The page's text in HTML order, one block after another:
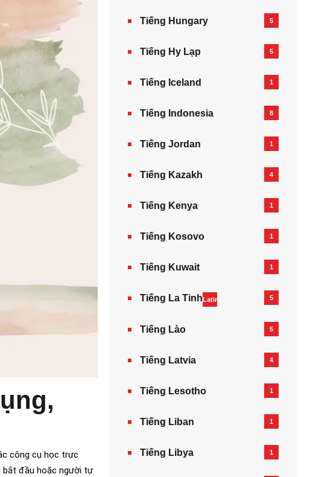
công cụ học trực
bắt đầu hoặc người tự
Tiếng Hungary 5
Tiếng Hy Lạp 5
Tiếng Iceland 1
Tiếng Indonesia 8
Tiếng Jordan 1
Tiếng Kazakh‎ 4
Tiếng Kenya 1
Tiếng Kosovo 1
Tiếng Kuwait 1
Tiếng La TinhLatin 5
Tiếng Lào 5
Tiếng Latvia 4
Tiếng Lesotho 1
Tiếng Liban 1
Tiếng Libya 1